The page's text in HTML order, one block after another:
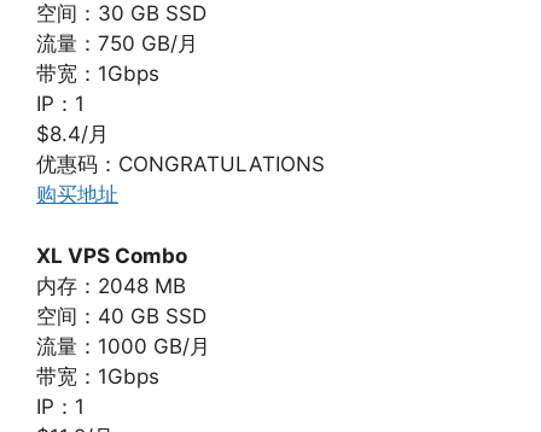
空间：30 GB SSD
流量：750 GB/月
带宽：1Gbps
IP：1
$8.4/月
优惠码：CONGRATULATIONS
购买地址
XL VPS Combo
内存：2048 MB
空间：40 GB SSD
流量：1000 GB/月
带宽：1Gbps
IP：1